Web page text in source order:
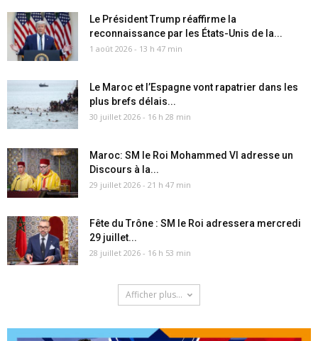
Le Président Trump réaffirme la
reconnaissance par les États-Unis de la...
1 août 2026 - 13 h 47 min
Le Maroc et l’Espagne vont rapatrier dans les
plus brefs délais...
30 juillet 2026 - 16 h 28 min
Maroc: SM le Roi Mohammed VI adresse un
Discours à la...
29 juillet 2026 - 21 h 47 min
Fête du Trône : SM le Roi adressera mercredi
29 juillet...
28 juillet 2026 - 16 h 53 min
Afficher plus...